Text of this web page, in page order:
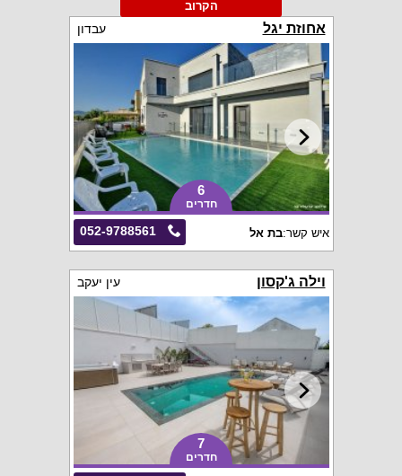
הקרוב
אחוזת יגל עבדון
6
חדרים
052-9788561 איש קשר:בת אל
וילה ג'קסון עין יעקב
7
חדרים